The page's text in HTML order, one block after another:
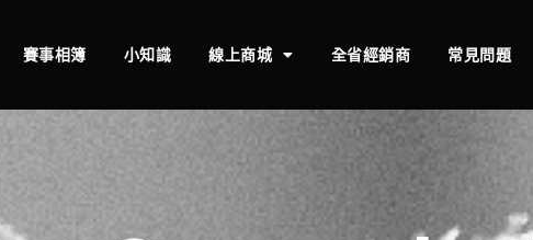
賽事相簿 小知識 線上商城 全省經銷商 常見問題